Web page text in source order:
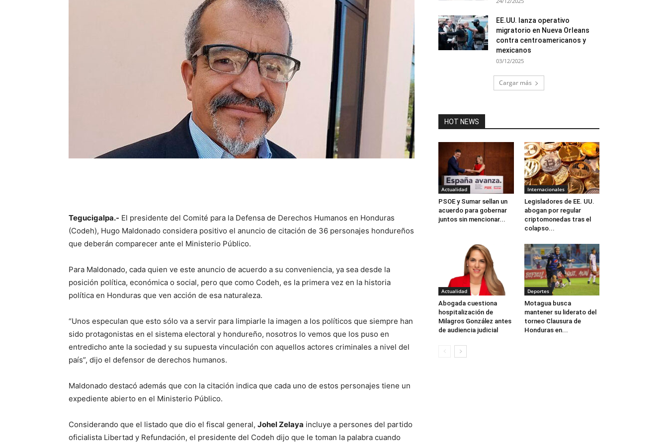
Tegucigalpa.- El presidente del Comité para la Defensa de Derechos Humanos en Honduras
(Codeh), Hugo Maldonado considera positivo el anuncio de citación de 36 personajes hondureños
que deberán comparecer ante el Ministerio Público.
Para Maldonado, cada quien ve este anuncio de acuerdo a su conveniencia, ya sea desde la
posición política, económica o social, pero que como Codeh, es la primera vez en la historia
política en Honduras que ven acción de esa naturaleza.
“Unos especulan que esto sólo va a servir para limpiarle la imagen a los políticos que siempre han
sido protagonistas en el sistema electoral y hondureño, nosotros lo vemos que los puso en
entredicho ante la sociedad y su supuesta vinculación con aquellos actores criminales a nivel del
país”, dijo el defensor de derechos humanos.
Maldonado destacó además que con la citación indica que cada uno de estos personajes tiene un
expediente abierto en el Ministerio Público.
Considerando que el listado que dio el fiscal general, Johel Zelaya incluye a persones del partido
oficialista Libertad y Refundación, el presidente del Codeh dijo que le toman la palabra cuando
EE.UU. lanza operativo
migratorio en Nueva Orleans
contra centroamericanos y
mexicanos
03/12/2025
Cargar más
HOT NEWS
Actualidad
PSOE y Sumar sellan un
acuerdo para gobernar
juntos sin mencionar...
Internacionales
Legisladores de EE. UU.
abogan por regular
criptomonedas tras el
colapso...
Actualidad
Abogada cuestiona
hospitalización de
Milagros González antes
de audiencia judicial
Deportes
Motagua busca
mantener su liderato del
torneo Clausura de
Honduras en...